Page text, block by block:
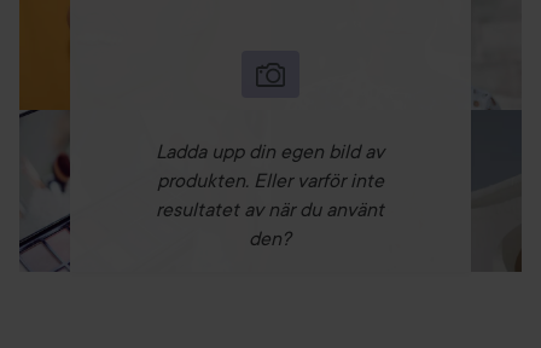
Ladda upp din egen bild av
produkten. Eller varför inte
resultatet av när du använt
den?